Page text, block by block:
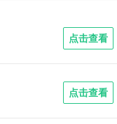
点击查看
点击查看